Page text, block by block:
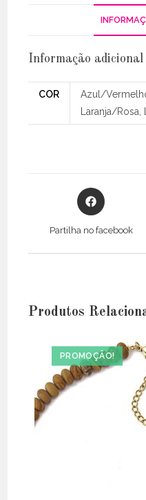
Informação adicional
COR
Azul/
Laranja/
Opens
in
Partilha no facebook
Produtos
PROMOÇÃO!